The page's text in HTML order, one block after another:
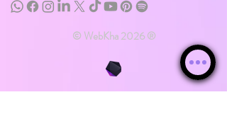
© WebKha 2026 ®